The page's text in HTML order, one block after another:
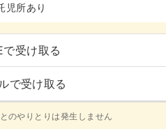
児所あり
で受け取る
で受け取る
のやりとりは発生しません